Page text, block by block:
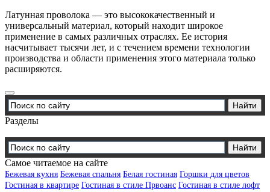
Латунная проволока — это высококачественный и
универсальный материал, который находит широкое
применение в самых различных отраслях. Ее история
насчитывает тысячи лет, и с течением времени технологии
производства и области применения этого материала только
расширяются.
Разделы
Самое читаемое на сайте
Бежевая кухня Бежевая спальня Белая гостиная Горшки для цветов
Гостиная в квартире Гостиная в стиле Првоанс Гостиная в стиле лофт